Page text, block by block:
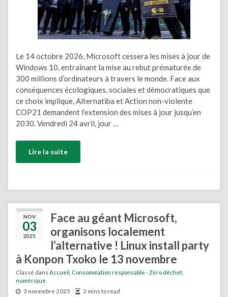
Le 14 octobre 2026, Microsoft cessera les mises à jour de
Windows 10, entraînant la mise au rebut prématurée de
300 millions d’ordinateurs à travers le monde. Face aux
conséquences écologiques, sociales et démocratiques que
ce choix implique, Alternatiba et Action non-violente
COP21 demandent l’extension des mises à jour jusqu’en
2030. Vendredi 24 avril, jour …
Lire la suite
NOV
03
2025
Face au géant Microsoft,
organisons localement
l’alternative ! Linux install party
à Konpon Txoko le 13 novembre
Classé dans Accueil Consommation responsable - Zéro déchet
numérique
3 novembre 2025
2 mins to read